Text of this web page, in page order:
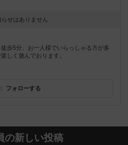
らせはありません
歩5分、お一人様でいらっしゃる方が多
しく遊んでおります。
フォローする
の新しい投稿